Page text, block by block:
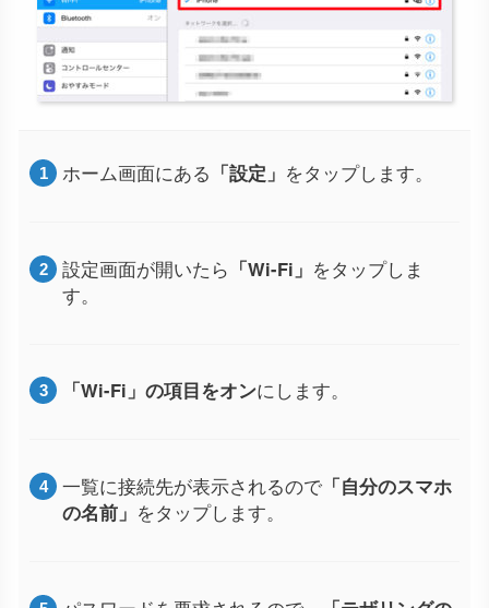
ホーム画面にある 「設定」 をタップします。
設定画面が開いたら 「Wi-Fi」 をタップしま
す。
「Wi-Fi」の項目をオンにします。
一覧に接続先が表示されるので 「自分のスマホ
の名前」 をタップします。